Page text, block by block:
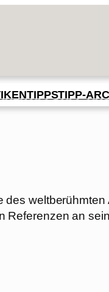
TIPPSTIPP-
Referenzen an